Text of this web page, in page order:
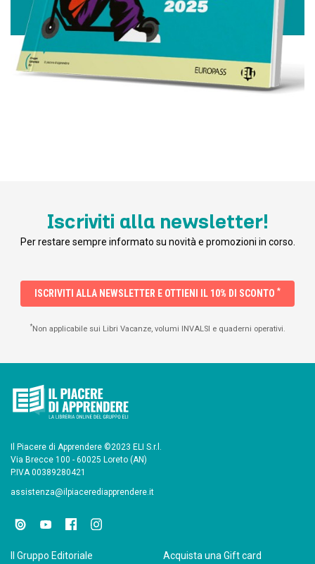
Iscriviti alla newsletter!
Per restare sempre informato su novità e promozioni in corso.
ISCRIVITI ALLA NEWSLETTER E OTTIENI IL 10% DI SCONTO *
*Non applicabile sui Libri Vacanze, volumi INVALSI e quaderni operativi.
Il Piacere di Apprendere ©2023 ELI S.r.l.
Via Brecce 100 - 60025 Loreto (AN)
P.IVA 00389280421
assistenza@ilpiacerediapprendere.it
Il Gruppo Editoriale Acquista una Gift card